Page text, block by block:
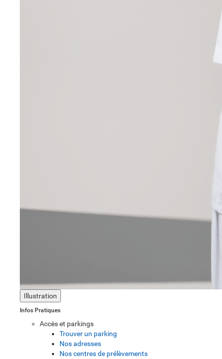
Illustration
Infos Pratiques
Accès et parkings
Trouver un parking
Nos adresses
Nos centres de prélèvements